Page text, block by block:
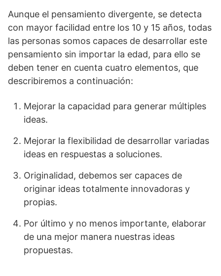
Aunque el pensamiento divergente, se detecta
con mayor facilidad entre los 10 y 15 años, todas
las personas somos capaces de desarrollar este
pensamiento sin importar la edad, para ello se
deben tener en cuenta cuatro elementos, que
describiremos a continuación:
Mejorar la capacidad para generar múltiples
ideas.
Mejorar la flexibilidad de desarrollar variadas
ideas en respuestas a soluciones.
Originalidad, debemos ser capaces de
originar ideas totalmente innovadoras y
propias.
Por último y no menos importante, elaborar
de una mejor manera nuestras ideas
propuestas.